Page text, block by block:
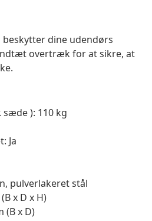
beskytter dine udendørs
overtræk for at sikre, at
): 110 kg
Ja
pulverlakeret stål
x D x H)
(B x D)